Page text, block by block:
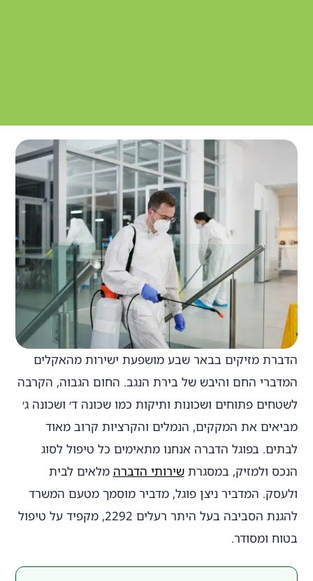
הדברת מזיקים בבאר שבע מושפעת ישירות מהאקלים
המדברי החם והיבש של בירת הנגב. החום הגבוה, הקרבה
לשטחים פתוחים ושכונות ותיקות כמו שכונה ד׳ ושכונה ג׳
מביאים את המקקים, הנמלים והקרציות קרוב מאוד
לבתים. בפוגל הדברה אנחנו מתאימים כל טיפול לסוג
הנכס ולמזיק, במסגרתשירותי הדברה מלאים לבית
ולעסק. המדביר ניצן פוגל, מדביר מוסמך מטעם המשרד
להגנת הסביבה בעל היתר רעלים 2292, מקפיד על טיפול
בטוח ומסודר.